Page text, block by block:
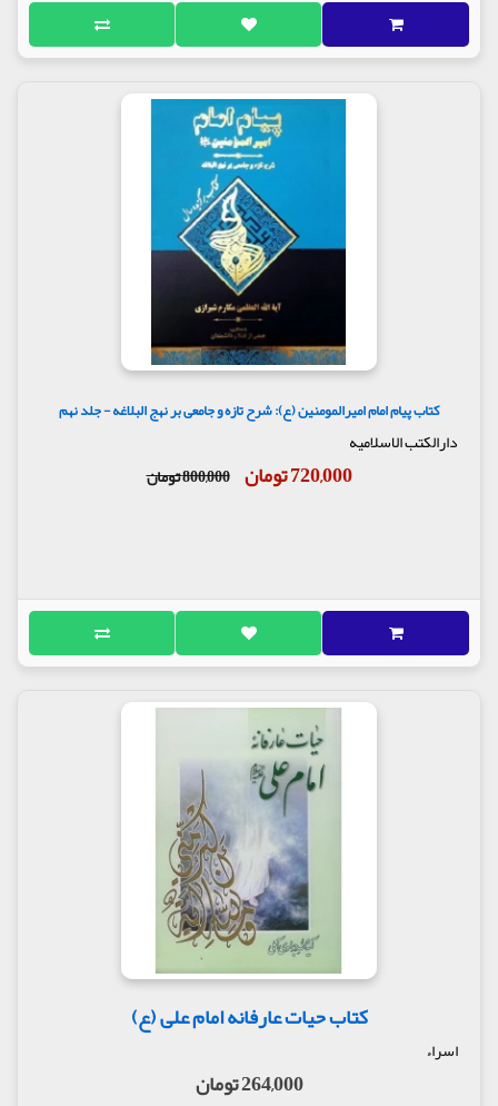
کتاب پیام امام امیرالمومنین (ع): شرح تازه و جامعی بر نهج البلاغه - جلد نهم
دارالکتب الاسلامیه
720,000 تومان 800,000 تومان
کتاب حیات عارفانه امام علی (ع)
اسراء
264,000 تومان